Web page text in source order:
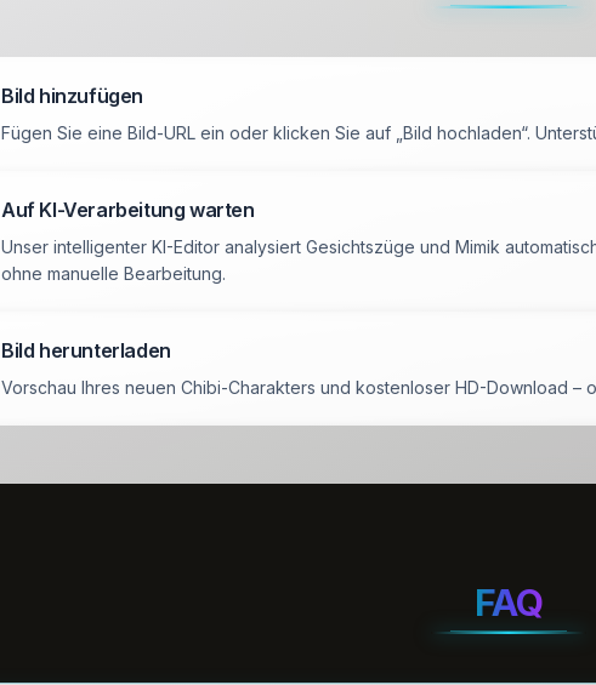
Bild hinzufügen
Fügen Sie eine Bild-URL ein oder klicken Sie auf „Bild hochladen“.
Auf KI-Verarbeitung warten
Unser intelligenter KI-Editor analysiert Gesichtszüge und Mimik
ohne manuelle Bearbeitung.
Bild herunterladen
Vorschau Ihres neuen Chibi-Charakters und kostenloser HD-Download
FAQ